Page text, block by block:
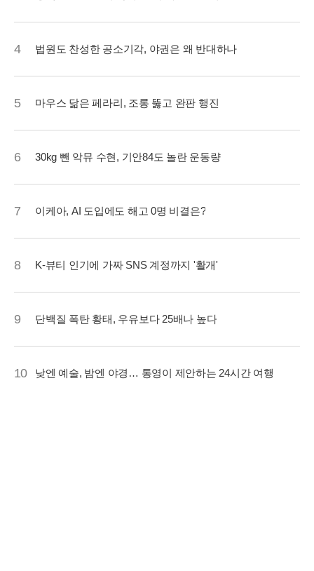
4 법원도 찬성한 공소기각, 야권은 왜 반대하나
5 마우스 닮은 페라리, 조롱 뚫고 완판 행진
6 30kg 뺀 악뮤 수현, 기안84도 놀란 운동량
7 이케아, AI 도입에도 해고 0명 비결은?
8 K-뷰티 인기에 가짜 SNS 계정까지 '활개'
9 단백질 폭탄 황태, 우유보다 25배나 높다
10 낮엔 예술, 밤엔 야경… 통영이 제안하는 24시간 여행